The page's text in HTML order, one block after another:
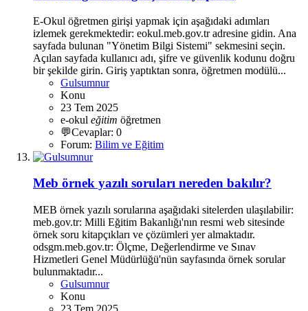
E-Okul öğretmen girişi yapmak için aşağıdaki adımları
izlemek gerekmektedir: eokul.meb.gov.tr adresine gidin. Ana
sayfada bulunan "Yönetim Bilgi Sistemi" sekmesini seçin.
Açılan sayfada kullanıcı adı, şifre ve güvenlik kodunu doğru
bir şekilde girin. Giriş yaptıktan sonra, öğretmen modülü...
Gulsumnur
Konu
23 Tem 2025
e-okul eğitim öğretmen
💬Cevaplar: 0
Forum: Bilim ve Eğitim
Meb örnek yazılı soruları nereden bakılır?
MEB örnek yazılı sorularına aşağıdaki sitelerden ulaşılabilir:
meb.gov.tr: Milli Eğitim Bakanlığı'nın resmi web sitesinde
örnek soru kitapçıkları ve çözümleri yer almaktadır.
odsgm.meb.gov.tr: Ölçme, Değerlendirme ve Sınav
Hizmetleri Genel Müdürlüğü'nün sayfasında örnek sorular
bulunmaktadır...
Gulsumnur
Konu
23 Tem 2025